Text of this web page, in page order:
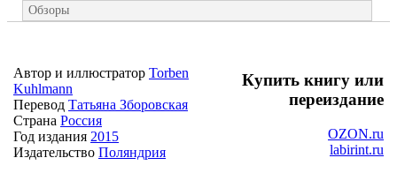
Обзоры
Автор и иллюстратор Torben
Kuhlmann
Перевод Татьяна Зборовская
Страна Россия
Год издания 2015
Издательство Поляндрия
Купить книгу или
переиздание
OZON.ru
labirint.ru